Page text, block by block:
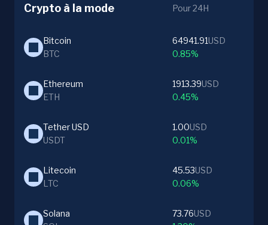
Crypto à la mode Pour 24H
Bitcoin
BTC
64941.91USD
0.85%
Ethereum
ETH
1913.39USD
0.45%
Tether USD
USDT
1.00USD
0.01%
Litecoin
LTC
45.53USD
0.06%
Solana
73.76USD